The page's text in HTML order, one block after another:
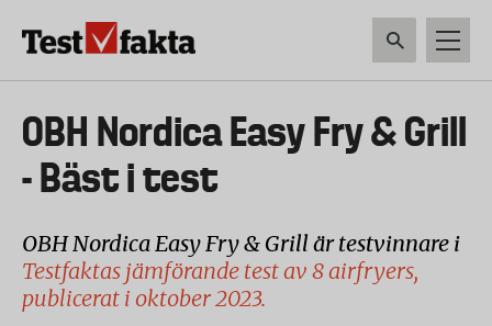
Huvudmeny
ny
OBH Nordica Easy Fry & Grill
- Bäst i test
OBH Nordica Easy Fry & Grill är testvinnare i
Testfaktas jämförande test av 8 airfryers,
publicerat i oktober 2023.